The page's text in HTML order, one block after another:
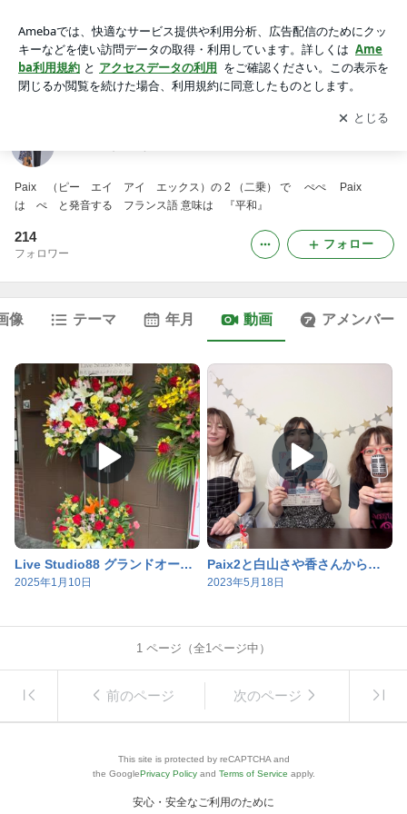
アプリをダウンロードして ブログの更新通知
を受け取りまし
ょう。
開く
Paix （ピー エイ アイ エックス）の 2 （二乗） で ぺぺ Paix
は ぺ と発音する フランス語 意味は 『平和』
214
フォロワー
フォロー
像 テーマ 年月 動画 アメンバー
Live Studio88 グランドオープン
2025年1月10日
Paix2と白山さや香さんから動画メッセージ
2023年5月18日
1 ページ（全1ページ中）
前のページ 次のページ
This site is protected by reCAPTCHA and
the GooglePrivacy Policy and Terms of Service apply.
安心・安全なご利用のために